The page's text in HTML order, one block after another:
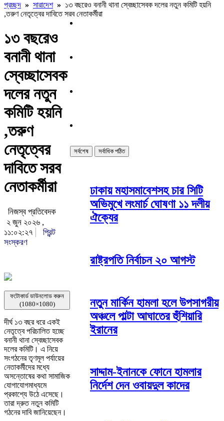
প্রচ্ছদ » সারাদেশ» ১৩ বছরেও বনানী থানা স্বেচ্ছাসেবক দলের নতুন কমিটি হয়নি
,তরুণ নেতৃত্বের দাবিতে সরব নেতাকর্মীরা
১৩ বছরেও
বনানী থানা
স্বেচ্ছাসেবক
দলের নতুন
কমিটি হয়নি
,তরুণ
নেতৃত্বের
দাবিতে সরব
নেতাকর্মীরা
নিজস্ব প্রতিবেদক
২ জুন ২০২৬ ,
১১:০২:২৭
প্রিন্ট
সংস্করণ
ফটোকার্ড ডাউনলোড করুন
(1080×1080)
দীর্ঘ ১৩ বছর ধরে একই
নেতৃত্বে পরিচালিত হচ্ছে
বনানী থানা স্বেচ্ছাসেবক
দলের কমিটি। এ নিয়ে
সংগঠনের তৃণমূল পর্যায়ের
নেতাকর্মীদের মধ্যে
অসন্তোষের কথা সামাজিক
যোগাযোগমাধ্যমে
প্রকাশ্যে উঠে এসেছে।
তারা দ্রুত নতুন কমিটি
গঠনের দাবি জানিয়েছেন।
সর্বশেষ সর্বাধিক পঠিত
ঢাকায় মহাসমাবেশসহ চার সিটি
অভিমুখে লংমার্চ ঘোষণা ১১ দলীয়
ঐক্যের
রাষ্ট্রপতি নির্বাচন ২০ আগস্ট
নতুন মার্কিন হামলা হলে উপসাগরীয়
অঞ্চলে পাল্টা আঘাতের হুঁশিয়ারি
ইরানের
সাদ্দাম-ইনানকে ফোনে হামলার
নির্দেশ দেন ওবায়দুল কাদের